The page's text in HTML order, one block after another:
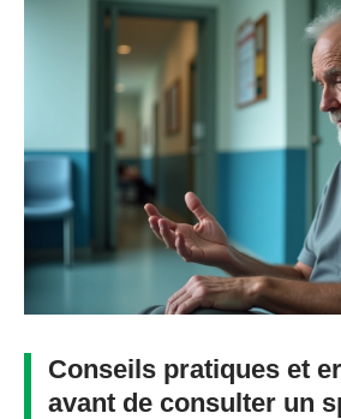
Conseils pratiques et
avant de consulter un